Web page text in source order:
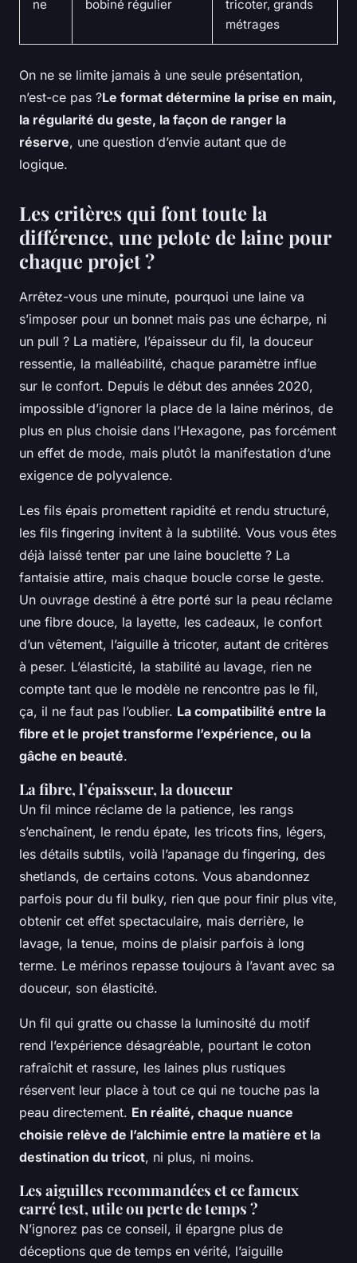
ne bobiné régulier
tricoter, grands
métrages
On ne se limite jamais à une seule présentation,
n’est-ce pas ?Le format détermine la prise en main,
la régularité du geste, la façon de ranger la
réserve, une question d’envie autant que de
logique.
Les critères qui font toute la
différence, une pelote de laine pour
chaque projet ?
Arrêtez-vous une minute, pourquoi une laine va
s’imposer pour un bonnet mais pas une écharpe, ni
un pull ? La matière, l’épaisseur du fil, la douceur
ressentie, la malléabilité, chaque paramètre influe
sur le confort. Depuis le début des années 2020,
impossible d’ignorer la place de la laine mérinos, de
plus en plus choisie dans l’Hexagone, pas forcément
un effet de mode, mais plutôt la manifestation d’une
exigence de polyvalence.
Les fils épais promettent rapidité et rendu structuré,
les fils fingering invitent à la subtilité. Vous vous êtes
déjà laissé tenter par une laine bouclette ? La
fantaisie attire, mais chaque boucle corse le geste.
Un ouvrage destiné à être porté sur la peau réclame
une fibre douce, la layette, les cadeaux, le confort
d’un vêtement, l’aiguille à tricoter, autant de critères
à peser. L’élasticité, la stabilité au lavage, rien ne
compte tant que le modèle ne rencontre pas le fil,
ça, il ne faut pas l’oublier. La compatibilité entre la
fibre et le projet transforme l’expérience, ou la
gâche en beauté.
La fibre, l’épaisseur, la douceur
Un fil mince réclame de la patience, les rangs
s’enchaînent, le rendu épate, les tricots fins, légers,
les détails subtils, voilà l’apanage du fingering, des
shetlands, de certains cotons. Vous abandonnez
parfois pour du fil bulky, rien que pour finir plus vite,
obtenir cet effet spectaculaire, mais derrière, le
lavage, la tenue, moins de plaisir parfois à long
terme. Le mérinos repasse toujours à l’avant avec sa
douceur, son élasticité.
Un fil qui gratte ou chasse la luminosité du motif
rend l’expérience désagréable, pourtant le coton
rafraîchit et rassure, les laines plus rustiques
réservent leur place à tout ce qui ne touche pas la
peau directement. En réalité, chaque nuance
choisie relève de l’alchimie entre la matière et la
destination du tricot, ni plus, ni moins.
Les aiguilles recommandées et ce fameux
carré test, utile ou perte de temps ?
N’ignorez pas ce conseil, il épargne plus de
déceptions que de temps en vérité, l’aiguille